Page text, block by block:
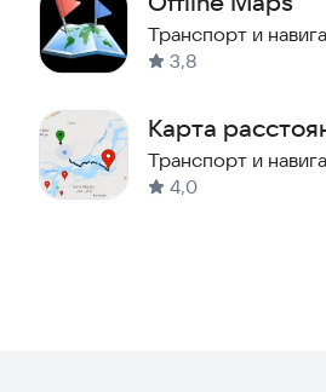
по пути домой или на работу
Москве и Краснодару
и поиска мест и адресов
Транспорт и
3,8
Карта
Транспорт и
4,0